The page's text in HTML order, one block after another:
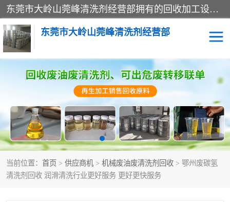
东莞市大岭山莞峰清洗剂经营部拥有的回收加工设备，大量废油回收、废清洗剂回收、废溶剂油回收、机械废油废清洗剂回收、废碳氢回收、碳氢液压油回收、碳氢二氯回收等废清洗剂处理；我们只是提供废旧化工原料的循环使用存放点，执行正规的存放，有正规的回收资质处理。同时我们公司批发零售回收级清洗剂，脱模油再生基础油，质量保证。
东莞市大岭山莞峰清洗剂经营部
当前位置： 首页 > 供应商机 > 机械废油废清洗剂回收 > 鄂州废碳氢
清洗剂回收 润滑清洗行业更好服务 更好更快服务
废清洗剂回收
废溶剂油回收 机械废油废清洗剂回收
废碳氢回收 碳氢液压油回收
碳氢二氯回收 回收废三四氯乙烯